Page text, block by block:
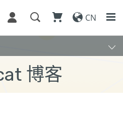
CN
博客